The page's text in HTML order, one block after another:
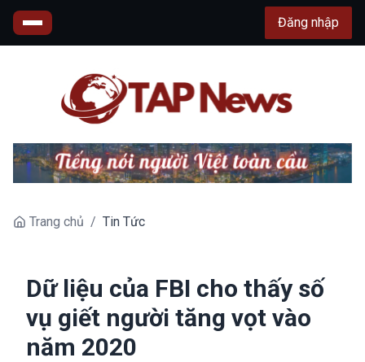
Đăng nhập
Trang chủ / Tin Tức
Dữ liệu của FBI cho thấy số
vụ giết người tăng vọt vào
năm 2020